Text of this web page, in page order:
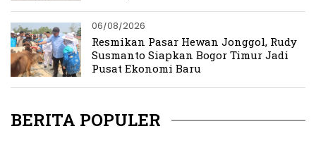
06/08/2026
Resmikan Pasar Hewan Jonggol, Rudy
Susmanto Siapkan Bogor Timur Jadi
Pusat Ekonomi Baru
BERITA POPULER